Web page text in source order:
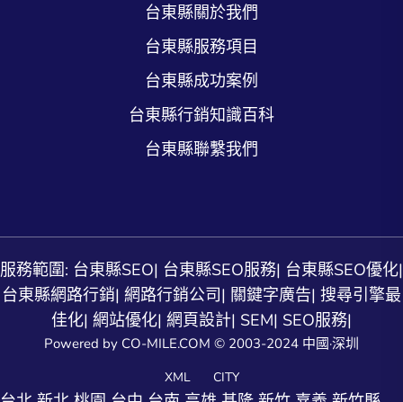
台東縣關於我們
台東縣服務項目
台東縣成功案例
台東縣行銷知識百科
台東縣聯繫我們
服務範圍: 台東縣SEO| 台東縣SEO服務| 台東縣SEO優化|
台東縣網路行銷| 網路行銷公司| 關鍵字廣告| 搜尋引擎最
佳化| 網站優化| 網頁設計| SEM| SEO服務|
Powered by CO-MILE.COM © 2003-2024 中國·深圳
XML CITY